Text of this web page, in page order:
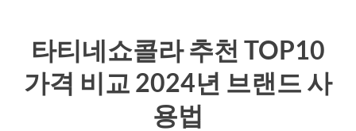
타티네쇼콜라 추천 TOP10
가격 비교 2024년 브랜드 사
용법